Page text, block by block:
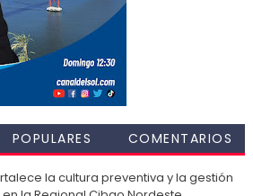
POPULARES COMENTARIOS
la cultura preventiva y la gestión